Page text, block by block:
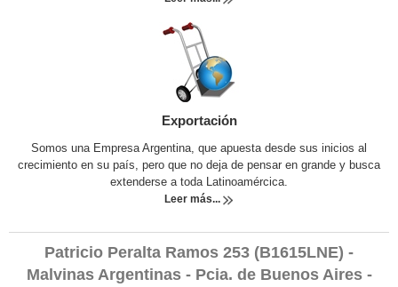
Exportación
Somos una Empresa Argentina, que apuesta desde sus inicios al
crecimiento en su país, pero que no deja de pensar en grande y busca
extenderse a toda Latinoamércica.
Leer más...
Patricio Peralta Ramos 253 (B1615LNE) -
Malvinas Argentinas - Pcia. de Buenos Aires -